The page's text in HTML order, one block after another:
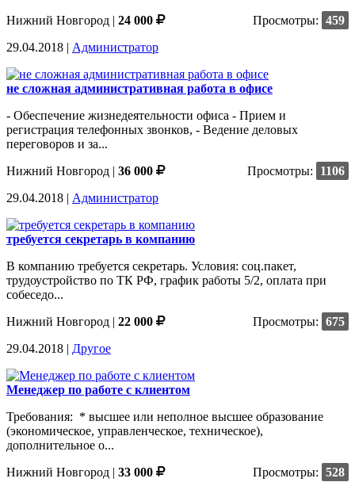
Нижний Новгород | 24 000 Просмотры: 459
29.04.2018 | Администратор
не сложная административная работа в офисе
- Обеспечение жизнедеятельности офиса - Прием и
регистрация телефонных звонков, - Ведение деловых
переговоров и за...
Нижний Новгород | 36 000 Просмотры:
1106
29.04.2018 | Администратор
требуется секретарь в компанию
В компанию требуется секретарь. Условия: соц.пакет,
трудоустройство по ТК РФ, график работы 5/2, оплата при
собеседо...
Нижний Новгород | 22 000 Просмотры: 675
29.04.2018 | Другое
Менеджер по работе с клиентом
Требования: * высшее или неполное высшее образование
(экономическое, управленческое, техническое),
дополнительное о...
Нижний Новгород | 33 000 Просмотры: 528